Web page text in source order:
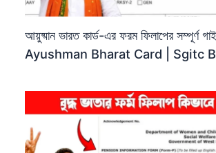
আয়ুষ্মান ভারত কার্ড-এর ফরম ফিলাপের সম্পূর্ণ
Ayushman Bharat Card | Sgitc